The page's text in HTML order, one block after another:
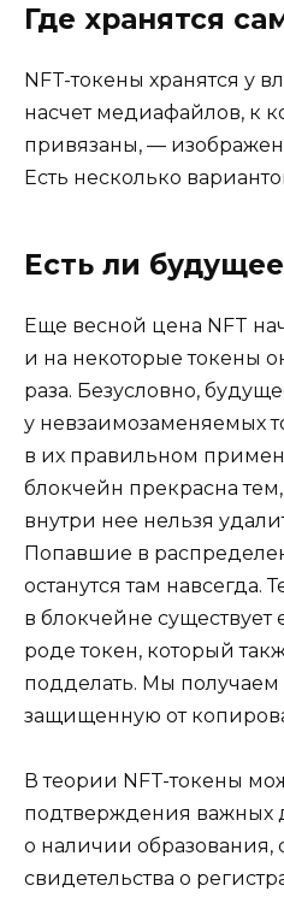
Где хранятся
NFT-токены хранятся у
насчет медиафайлов, к
привязаны, —
Есть несколько
Есть ли
Еще весной цена NFT
и на некоторые токены
раза. Безусловно,
у невзаимозаменяемых
в их правильном
блокчейн прекрасна
внутри нее нельзя
Попавшие в
останутся там навсегда.
в блокчейне
роде токен, который
подделать. Мы
защищенную от
В теории NFT-токены
подтверждения важных
о наличии образования,
свидетельства о